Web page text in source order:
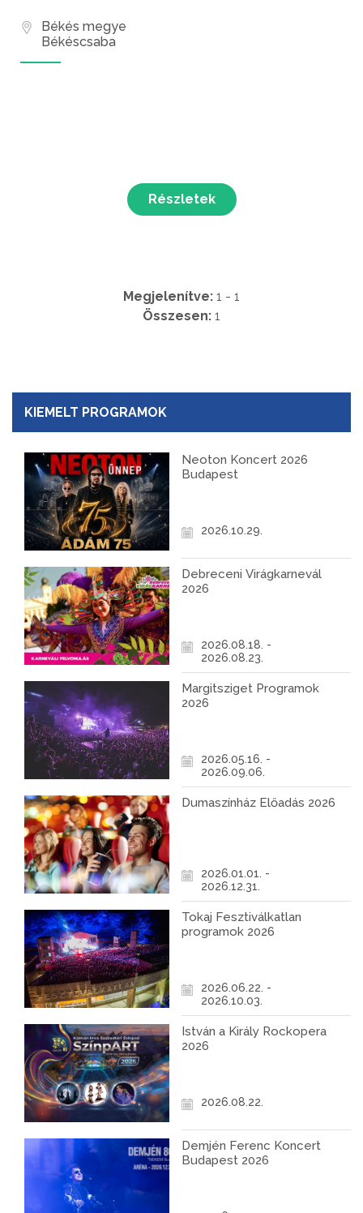
Békés megye
Békéscsaba
Részletek
Megjelenítve: 1 - 1
Összesen: 1
KIEMELT PROGRAMOK
Neoton Koncert 2026
Budapest
2026.10.29.
Debreceni Virágkarnevál
2026
2026.08.18. -
2026.08.23.
Margitsziget Programok
2026
2026.05.16. -
2026.09.06.
Dumaszínház Előadás 2026
2026.01.01. -
2026.12.31.
Tokaj Fesztiválkatlan
programok 2026
2026.06.22. -
2026.10.03.
István a Király Rockopera
2026
2026.08.22.
Demjén Ferenc Koncert
Budapest 2026